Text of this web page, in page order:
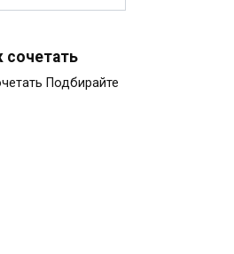
сочетать
Подбирайте